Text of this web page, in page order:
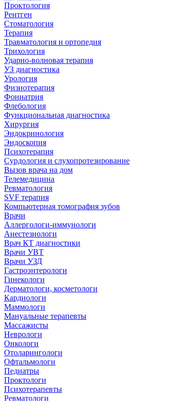
Проктология
Рентген
Стоматология
Терапия
Травматология и ортопедия
Трихология
Ударно-волновая терапия
УЗ диагностика
Урология
Физиотерапия
Фониатрия
Флебология
Функциональная диагностика
Хирургия
Эндокринология
Эндоскопия
Психотерапия
Сурдология и слухопротезирование
Вызов врача на дом
Телемедицина
Ревматология
SVF терапия
Компьютерная томография зубов
Врачи
Аллергологи-иммунологи
Анестезиологи
Врач КТ диагностики
Врачи УВТ
Врачи УЗД
Гастроэнтерологи
Гинекологи
Дерматологи, косметологи
Кардиологи
Маммологи
Мануальные терапевты
Массажисты
Неврологи
Онкологи
Отоларингологи
Офтальмологи
Педиатры
Проктологи
Психотерапевты
Ревматологи